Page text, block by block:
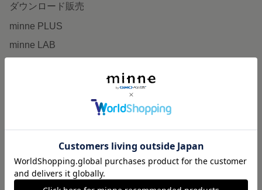
ダウンロード販売
minne PLUS
minne LAB
minneとものづくりと
ニュース
minneの本